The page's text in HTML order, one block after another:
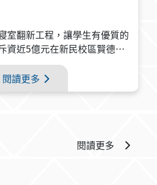
室翻新工程，讓學生有優質的
資近5億元在新民校區賢德樓
雙人套房的全新住宿空間，讓
質。
閱讀更多
閱讀更多